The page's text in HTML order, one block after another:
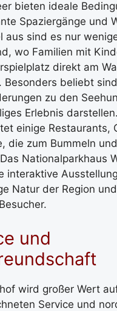
bieten ideale
Spaziergänge und
aus sind es nur
wo Familien mit
direkt am
Besonders beliebt
zu den
Erlebnis
einige Restaurants,
die zum Bummeln
Nationalparkhaus
interaktive
Natur der Region
und
wird großer Wert
Service und